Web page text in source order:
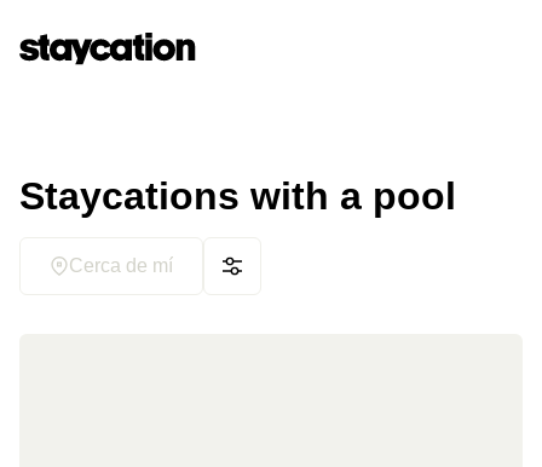
Staycations with a pool
Cerca de mí